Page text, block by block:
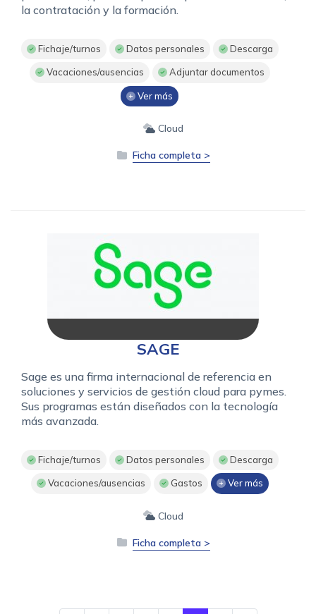
la contratación y la formación.
Fichaje/turnos Datos personales Descarga
Vacaciones/ausencias Adjuntar documentos
Ver más
Cloud
Ficha completa >
SAGE
Sage es una firma internacional de referencia en
soluciones y servicios de gestión cloud para pymes.
Sus programas están diseñados con la tecnología
más avanzada.
Fichaje/turnos Datos personales Descarga
Vacaciones/ausencias Gastos Ver más
Cloud
Ficha completa >